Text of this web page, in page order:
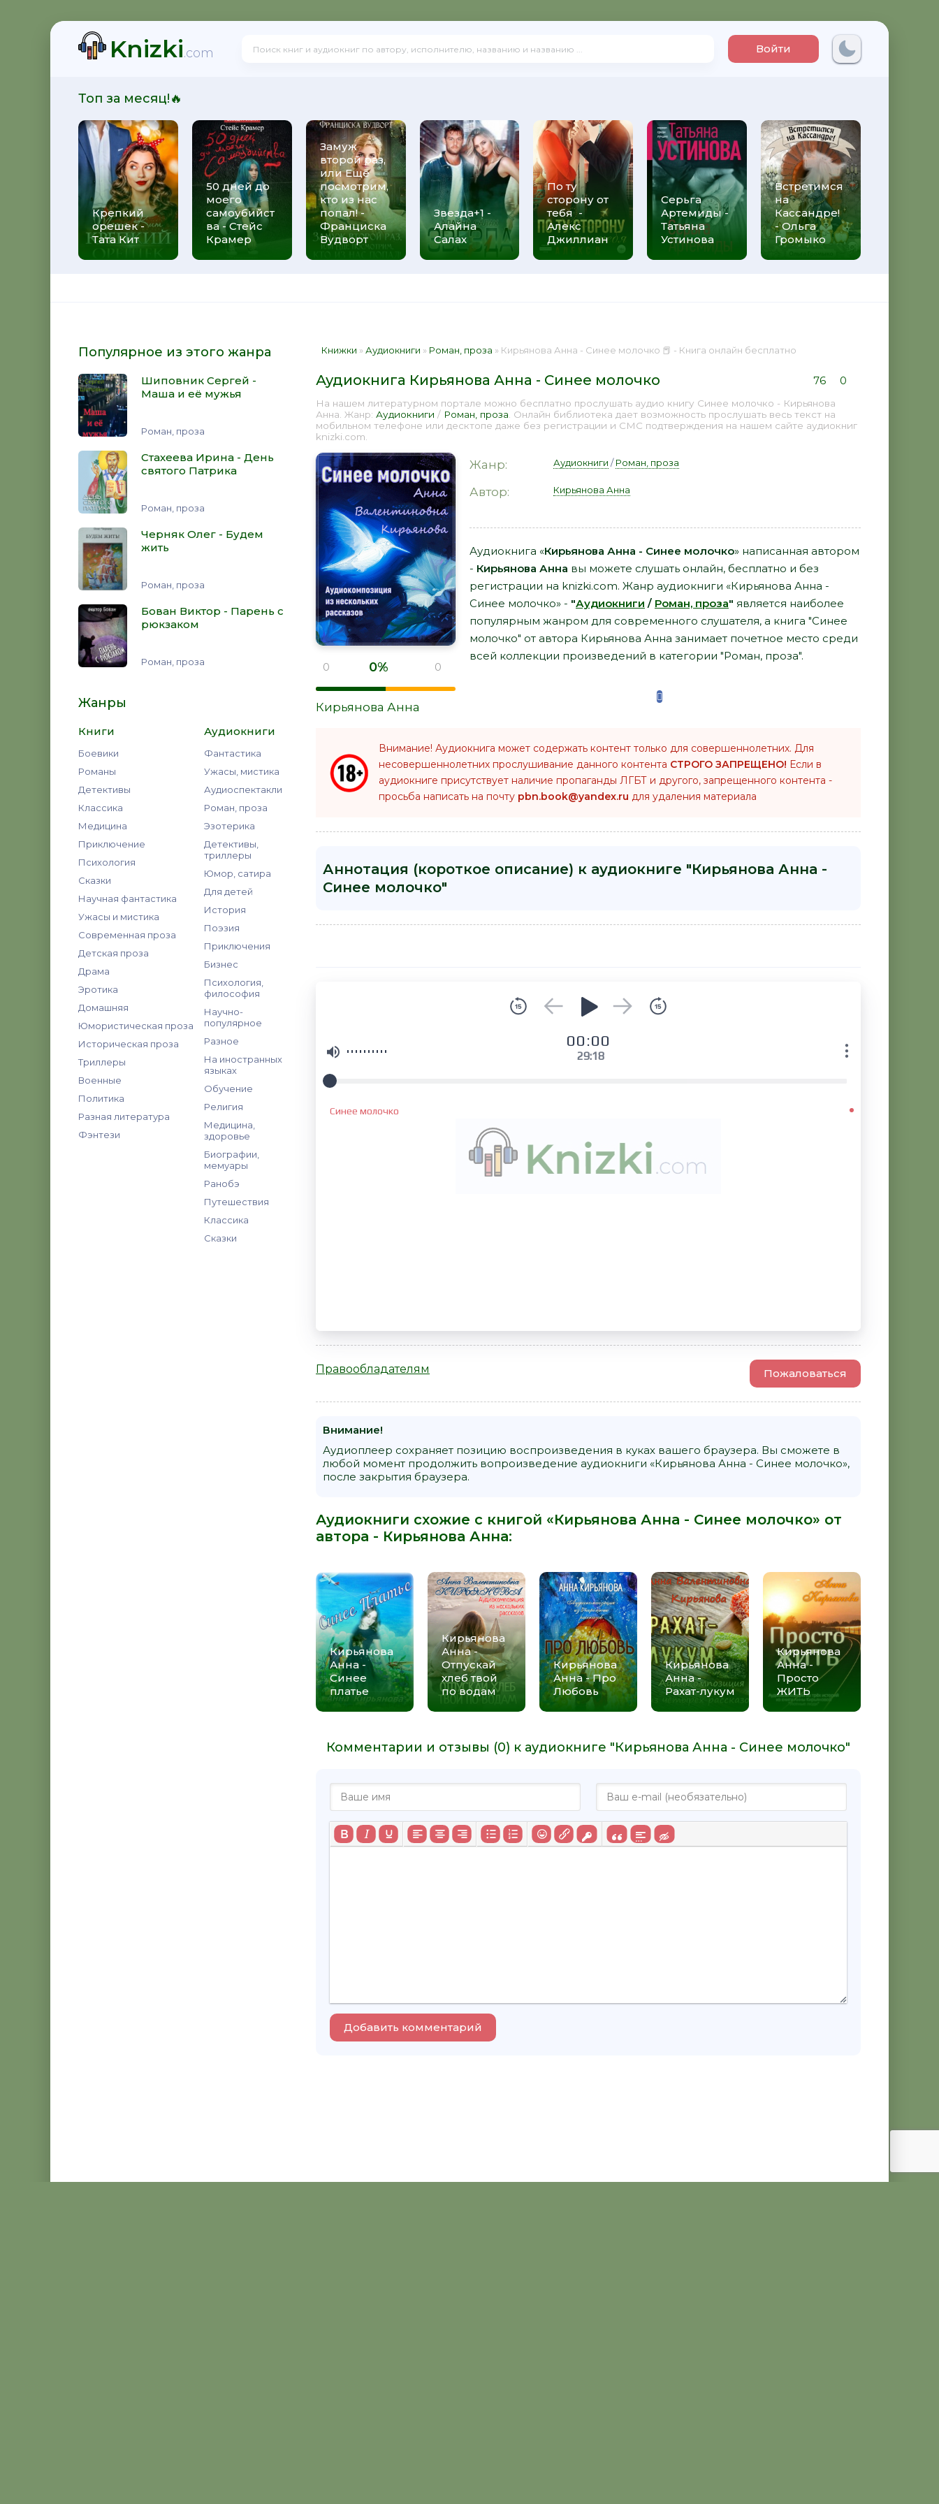
Knizki.com Войти
Топ за месяц!🔥
Крепкий
орешек -
Тата Кит
50 дней до
моего
самоубийст
ва - Стейс
Крамер
Замуж
второй раз,
или Ещё
посмотрим,
кто из нас
попал! -
Франциска
Вудворт
Звезда+1 -
Алайна
Салах
По ту
сторону от
тебя -
Алекс
Джиллиан
Серьга
Артемиды -
Татьяна
Устинова
Встретимся
на
Кассандре!
- Ольга
Громыко
Популярное из этого жанра
Шиповник Сергей -
Маша и её мужья
Роман, проза
Стахеева Ирина - День
святого Патрика
Роман, проза
Черняк Олег - Будем
жить
Роман, проза
Бован Виктор - Парень с
рюкзаком
Роман, проза
Жанры
Книги
Боевики
Романы
Детективы
Классика
Медицина
Приключение
Психология
Сказки
Научная фантастика
Ужасы и мистика
Современная проза
Детская проза
Драма
Эротика
Домашняя
Юмористическая проза
Историческая проза
Триллеры
Военные
Политика
Разная литература
Фэнтези
Аудиокниги
Фантастика
Ужасы, мистика
Аудиоспектакли
Роман, проза
Эзотерика
Детективы,
триллеры
Юмор, сатира
Для детей
История
Поэзия
Приключения
Бизнес
Психология,
философия
Научно-
популярное
Разное
На иностранных
языках
Обучение
Религия
Медицина,
здоровье
Биографии,
мемуары
Ранобэ
Путешествия
Классика
Сказки
Книжки »Аудиокниги » Роман, проза » Кирьянова Анна - Синее молочко 📕 - Книга онлайн бесплатно
Аудиокнига Кирьянова Анна - Синее молочко 76 0
На нашем литературном портале можно бесплатно прослушать аудио книгу Синее молочко - Кирьянова
Анна. Жанр: Аудиокниги / Роман, проза . Онлайн библиотека дает возможность прослушать весь текст на
мобильном телефоне или десктопе даже без регистрации и СМС подтверждения на нашем сайте аудиокниг
knizki.com.
0 0% 0
Кирьянова Анна
Жанр: Аудиокниги /Роман, проза
Автор: Кирьянова Анна
Аудиокнига «Кирьянова Анна - Синее молочко» написанная автором
- Кирьянова Анна вы можете слушать онлайн, бесплатно и без
регистрации на knizki.com. Жанр аудиокниги «Кирьянова Анна -
Синее молочко» - "Аудиокниги / Роман, проза" является наиболее
популярным жанром для современного слушателя, а книга "Синее
молочко" от автора Кирьянова Анна занимает почетное место среди
всей коллекции произведений в категории "Роман, проза".
Внимание! Аудиокнига может содержать контент только для совершеннолетних. Для
несовершеннолетних прослушивание данного контента СТРОГО ЗАПРЕЩЕНО! Если в
аудиокниге присутствует наличие пропаганды ЛГБТ и другого, запрещенного контента -
просьба написать на почту pbn.book@yandex.ru для удаления материала
Аннотация (короткое описание) к аудиокниге "Кирьянова Анна -
Синее молочко"
00:00
29:18
Синее молочко
Правообладателям Пожаловаться
Внимание!
Аудиоплеер сохраняет позицию воспроизведения в куках вашего браузера. Вы сможете в
любой момент продолжить вопроизведение аудиокниги «Кирьянова Анна - Синее молочко»,
после закрытия браузера.
Аудиокниги схожие с книгой «Кирьянова Анна - Синее молочко» от
автора - Кирьянова Анна:
Кирьянова
Анна -
Синее
платье
Кирьянова
Анна -
Отпускай
хлеб твой
по водам
Кирьянова
Анна - Про
Любовь
Кирьянова
Анна -
Рахат-лукум
Кирьянова
Анна -
Просто
ЖИТЬ
Комментарии и отзывы (0) к аудиокниге "Кирьянова Анна - Синее молочко"
Добавить комментарий
Патрика